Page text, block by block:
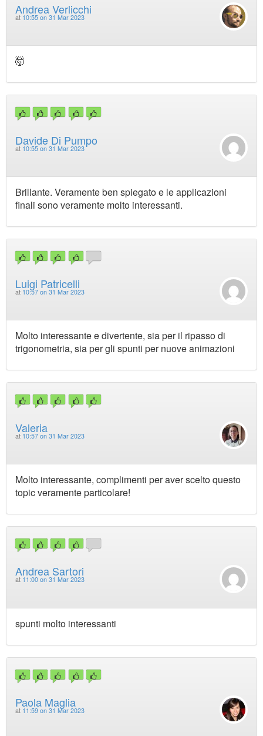
Andrea Verlicchi
at 10:55 on 31 Mar 2023
🤯
Davide Di Pumpo
at 10:55 on 31 Mar 2023
Brillante. Veramente ben spiegato e le applicazioni
finali sono veramente molto interessanti.
Luigi Patricelli
at 10:57 on 31 Mar 2023
Molto interessante e divertente, sia per il ripasso di
trigonometria, sia per gli spunti per nuove animazioni
Valeria
at 10:57 on 31 Mar 2023
Molto interessante, complimenti per aver scelto questo
topic veramente particolare!
Andrea Sartori
at 11:00 on 31 Mar 2023
spunti molto interessanti
Paola Maglia
at 11:59 on 31 Mar 2023